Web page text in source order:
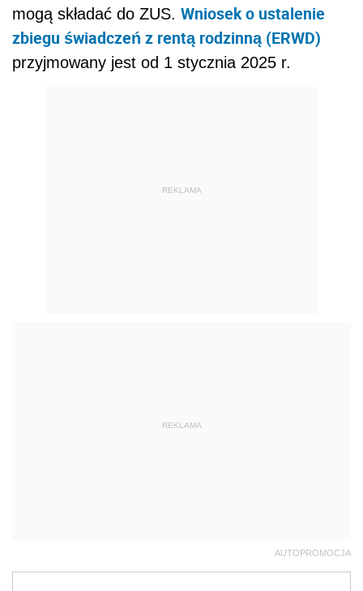
mogą składać do ZUS. Wniosek o ustalenie
zbiegu świadczeń z rentą rodzinną (ERWD)
przyjmowany jest od 1 stycznia 2025 r.
REKLAMA
REKLAMA
AUTOPROMOCJA